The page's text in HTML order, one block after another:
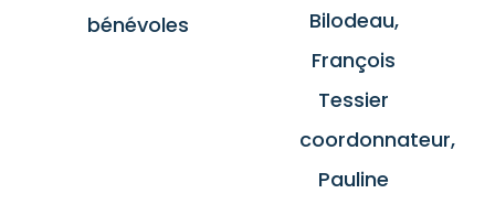
bénévoles
Bilodeau,
François
Tessier
coordonnateur,
Pauline